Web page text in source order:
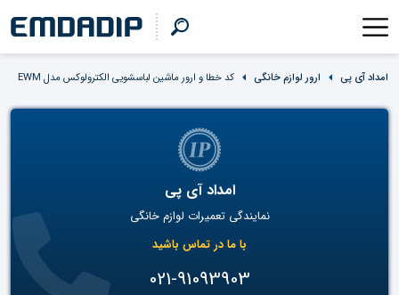
امداد آی پی ارور لوازم خانگی کد خطا و ارور ماشین لباسشویی الکترولوکس مدل EWM
امداد آی پی
نمایندگی تعمیرات لوازم خانگی
با ما در تماس باشید
021-91093903